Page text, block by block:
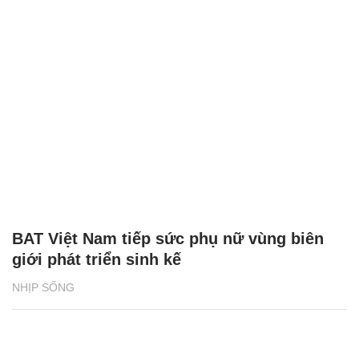
NHỊP SỐNG
BAT Việt Nam tiếp sức phụ nữ vùng biên
giới phát triển sinh kế